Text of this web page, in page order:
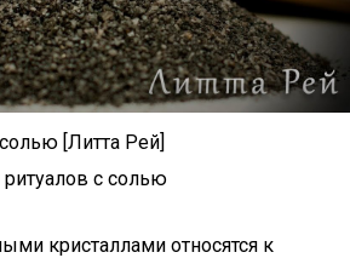
[Литта Рей]
с солью
кристаллами относятся к